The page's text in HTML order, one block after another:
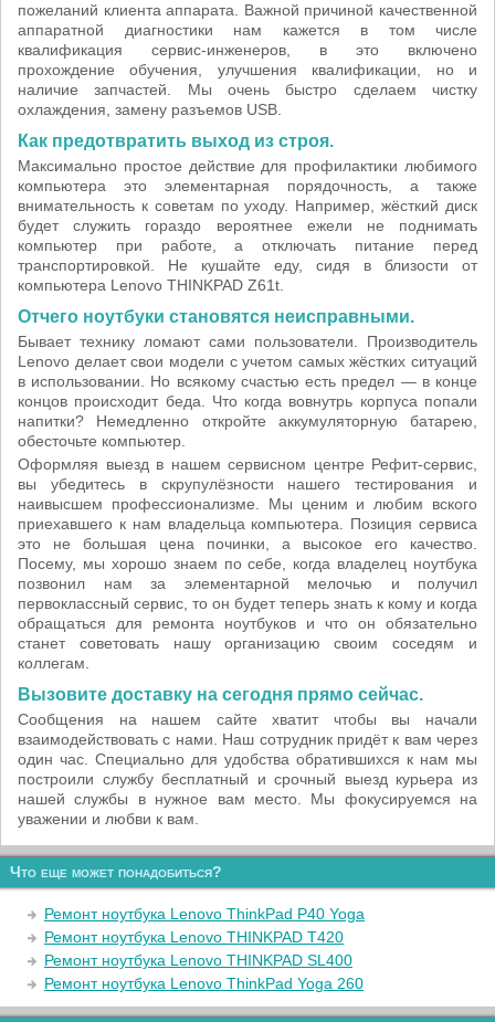
пожеланий клиента аппарата. Важной причиной качественной
аппаратной диагностики нам кажется в том числе
квалификация сервис-инженеров, в это включено
прохождение обучения, улучшения квалификации, но и
наличие запчастей. Мы очень быстро сделаем чистку
охлаждения, замену разъемов USB.
Как предотвратить выход из строя.
Максимально простое действие для профилактики любимого
компьютера это элементарная порядочность, а также
внимательность к советам по уходу. Например, жёсткий диск
будет служить гораздо вероятнее ежели не поднимать
компьютер при работе, а отключать питание перед
транспортировкой. Не кушайте еду, сидя в близости от
компьютера Lenovo THINKPAD Z61t.
Отчего ноутбуки становятся неисправными.
Бывает технику ломают сами пользователи. Производитель
Lenovo делает свои модели с учетом самых жёстких ситуаций
в использовании. Но всякому счастью есть предел — в конце
концов происходит беда. Что когда вовнутрь корпуса попали
напитки? Немедленно откройте аккумуляторную батарею,
обесточьте компьютер.
Оформляя выезд в нашем сервисном центре Рефит-сервис,
вы убедитесь в скрупулёзности нашего тестирования и
наивысшем профессионализме. Мы ценим и любим вского
приехавшего к нам владельца компьютера. Позиция сервиса
это не большая цена починки, а высокое его качество.
Посему, мы хорошо знаем по себе, когда владелец ноутбука
позвонил нам за элементарной мелочью и получил
первоклассный сервис, то он будет теперь знать к кому и когда
обращаться для ремонта ноутбуков и что он обязательно
станет советовать нашу организацию своим соседям и
коллегам.
Вызовите доставку на сегодня прямо сейчас.
Сообщения на нашем сайте хватит чтобы вы начали
взаимодействовать с нами. Наш сотрудник придёт к вам через
один час. Специально для удобства обратившихся к нам мы
построили службу бесплатный и срочный выезд курьера из
нашей службы в нужное вам место. Мы фокусируемся на
уважении и любви к вам.
Что еще может понадобиться?
Ремонт ноутбука Lenovo ThinkPad P40 Yoga
Ремонт ноутбука Lenovo THINKPAD T420
Ремонт ноутбука Lenovo THINKPAD SL400
Ремонт ноутбука Lenovo ThinkPad Yoga 260